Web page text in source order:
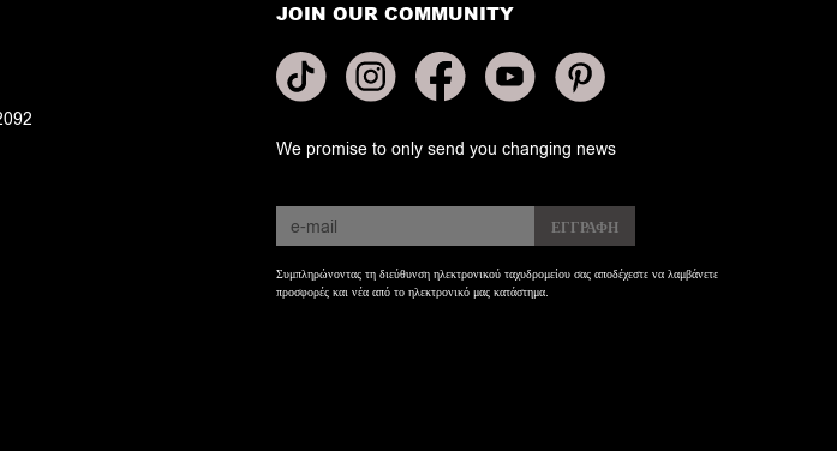
JOIN OUR COMMUNITY
We promise to only send you changing news
Συμπληρώνοντας τη διεύθυνση ηλεκτρονικού ταχυδρομείου σας αποδέχεστε να λαμβάνετε
προσφορές και νέα από το ηλεκτρονικό μας κατάστημα.